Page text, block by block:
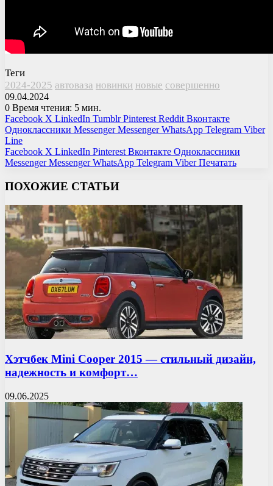
Теги
2024-2025 автоваза новинки новые совершенно
09.04.2024
0 Время чтения: 5 мин.
Facebook X LinkedIn Tumblr Pinterest Reddit Вконтакте
Одноклассники Messenger Messenger WhatsApp Telegram Viber
Line
Facebook X LinkedIn Pinterest Вконтакте Одноклассники
Messenger Messenger WhatsApp Telegram Viber Печатать
ПОХОЖИЕ СТАТЬИ
Хэтчбек Mini Cooper 2015 — стильный дизайн,
надежность и комфорт…
09.06.2025